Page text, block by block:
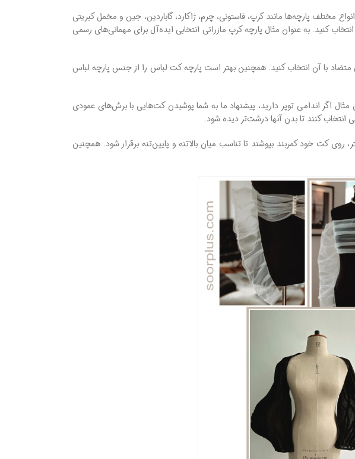
پارچه‌ها مانند کرپ، فاستونی، چرم، ژاکارد، گاباردین، جین و مخمل کبریتی
کنید. به ‌عنوان مثال پارچه کرپ مازراتی انتخابی‌ ایده‌آل برای مهمانی‌های رسمی
با آن انتخاب کنید. همچنین بهتر است پارچه کت لباس را از جنس پارچه لباس
اگر اندامی توپر دارید، پیشنهاد ما به شما پوشیدن کت‌هایی با برش‌های عمودی
انتخاب کنند تا بدن آنها درشت‌تر دیده شود.
روی کت خود کمربند بپوشند تا تناسب میان بالاتنه و پایین‌تنه برقرار شود. همچنین